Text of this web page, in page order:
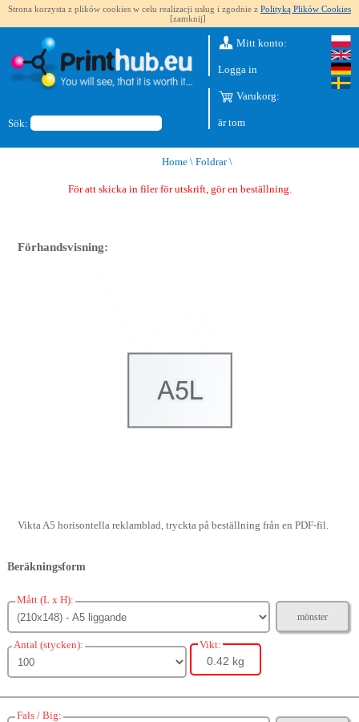
Strona korzysta z plików cookies w celu realizacji usług i zgodnie z Polityką Plików Cookies
[zamknij]
Sök:
Mitt konto:
Logga in
Varukorg:
är tom
Home \ Foldrar\
För att skicka in filer för utskrift, gör en beställning.
Förhandsvisning:
Vikta A5 horisontella reklamblad, tryckta på beställning från en PDF-fil.
Beräkningsform
Mått (L x H):
mönster
Antal (stycken): Vikt:
0.42 kg
Fals / Big: